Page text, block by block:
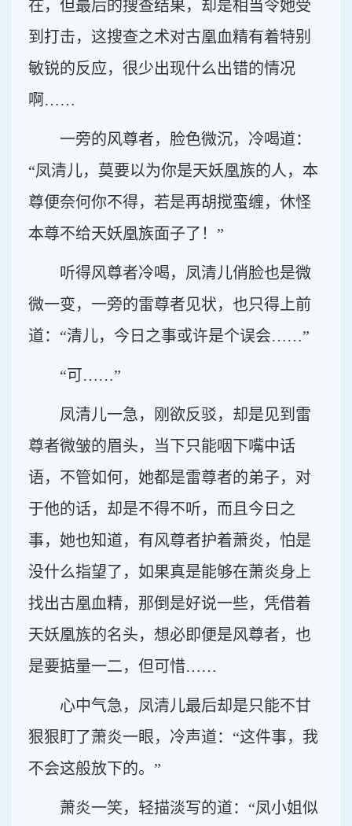
在，但最后的搜查结果，却是相当令她受
到打击，这搜查之术对古凰血精有着特别
敏锐的反应，很少出现什么出错的情况
啊……
一旁的风尊者，脸色微沉，冷喝道：
“凤清儿，莫要以为你是天妖凰族的人，本
尊便奈何你不得，若是再胡搅蛮缠，休怪
本尊不给天妖凰族面子了！”
听得风尊者冷喝，凤清儿俏脸也是微
微一变，一旁的雷尊者见状，也只得上前
道：“清儿，今日之事或许是个误会……”
“可……”
凤清儿一急，刚欲反驳，却是见到雷
尊者微皱的眉头，当下只能咽下嘴中话
语，不管如何，她都是雷尊者的弟子，对
于他的话，却是不得不听，而且今日之
事，她也知道，有风尊者护着萧炎，怕是
没什么指望了，如果真是能够在萧炎身上
找出古凰血精，那倒是好说一些，凭借着
天妖凰族的名头，想必即便是风尊者，也
是要掂量一二，但可惜……
心中气急，凤清儿最后却是只能不甘
狠狠盯了萧炎一眼，冷声道：“这件事，我
不会这般放下的。”
萧炎一笑，轻描淡写的道：“凤小姐似